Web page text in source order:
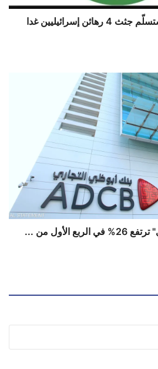
فرانس برس : "حماس" ستسلّم جثث 4 رهائن إسرائيليين غدا
الأول من ...